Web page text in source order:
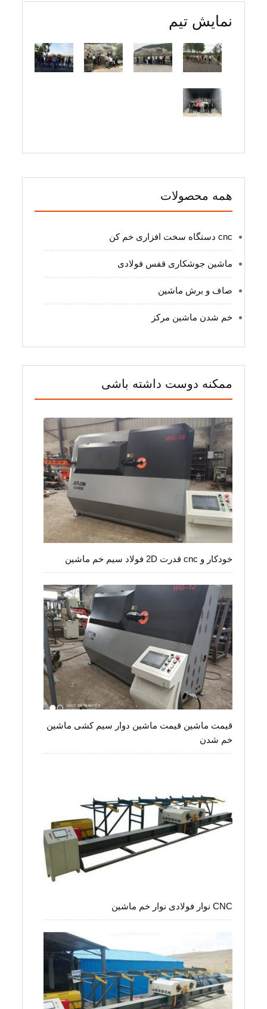
نمایش تیم
همه محصولات
cnc دستگاه سخت افزاری خم کن
ماشین جوشکاری قفس فولادی
صاف و برش ماشین
خم شدن ماشین مرکز
ممکنه دوست داشته باشی
خودکار و cnc قدرت 2D فولاد سیم خم ماشین
قیمت ماشین قیمت ماشین دوار سیم کشی ماشین
خم شدن
CNC نوار فولادی نوار خم ماشین